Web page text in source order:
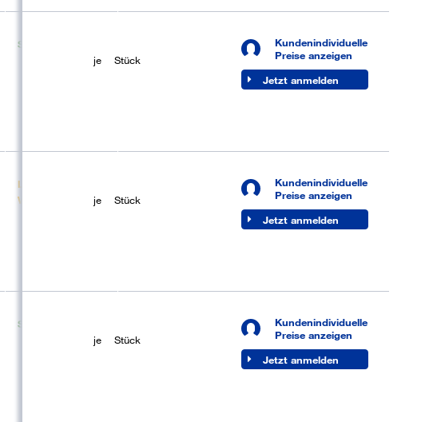
Sofort lieferbar
je
Stück
Kundenindividuelle
Preise anzeigen
Jetzt anmelden
Lieferbar (4-6
Wochen)
je Stück
Kundenindividuelle
Preise anzeigen
Jetzt anmelden
Sofort lieferbar
je
Stück
Kundenindividuelle
Preise anzeigen
Jetzt anmelden